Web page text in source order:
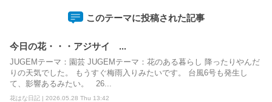
このテーマに投稿された記事
今日の花・・・アジサイ ...
JUGEMテーマ：園芸 JUGEMテーマ：花のある暮らし 降ったりやんだ
りの天気でした。 もうすぐ梅雨入りみたいです。 台風6号も発生し
て、影響あるみたい。 26...
花はな日記 | 2026.05.28 Thu 13:42